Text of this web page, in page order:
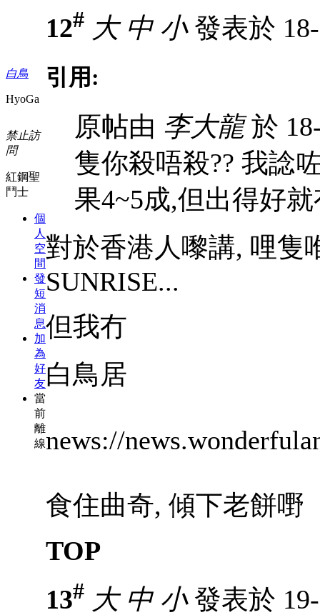
白鳥
HyoGa
禁止訪
問
紅鋼聖
鬥士
個
人
空
間
發
短
消
息
加
為
好
友
當
前
離
線
12# 大 中 小發表於
引用:
原帖由 李大龍於
隻你殺唔殺?? 我諗
果4~5成,但出得好
對於香港人嚟講, 哩隻
SUNRISE...
但我冇
白鳥居
news://
食住曲奇, 傾下老餅嘢
TOP
13# 大 中 小發表於